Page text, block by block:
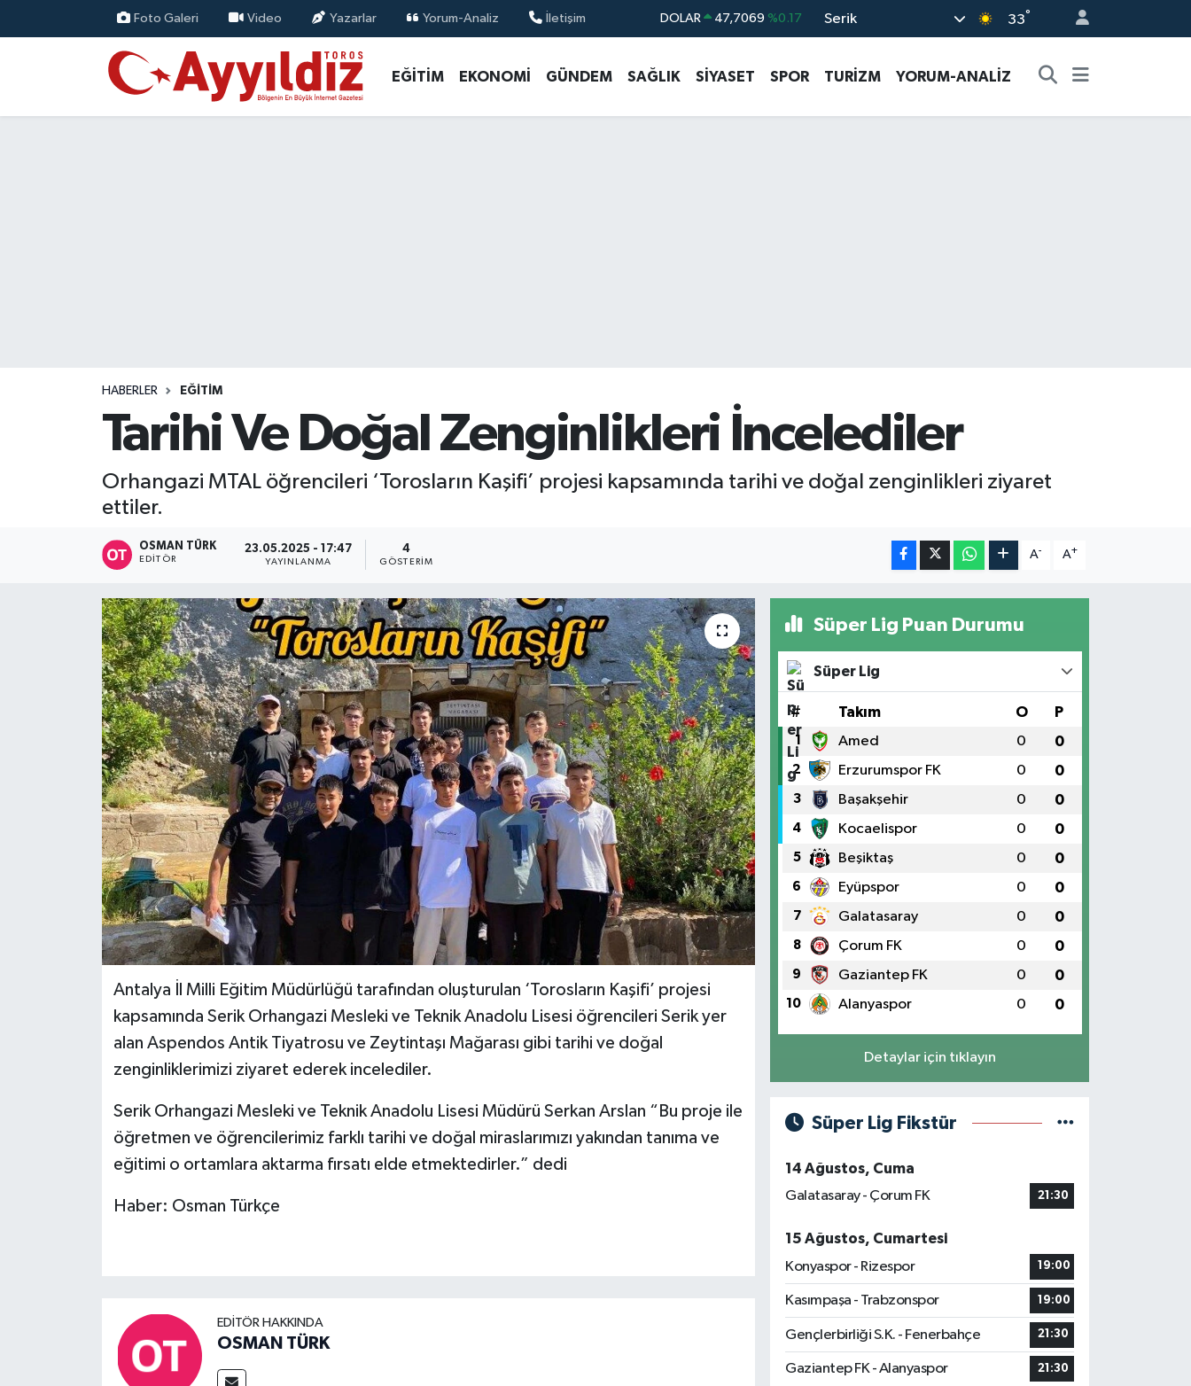
Foto Galeri Video Yazarlar Yorum-Analiz İletişim DOLAR 47,7069 %0.17
STERLİN 64,1897 %0.02
GRAM ALTIN 6574.81 %1.44
Serik 33°
EĞİTİM EKONOMİ GÜNDEM SAĞLIK SİYASET SPOR TURİZM YORUM-ANALİZ
HABERLER EĞİTİM
Tarihi Ve Doğal Zenginlikleri İncelediler
Orhangazi MTAL öğrencileri ‘Torosların Kaşifi’ projesi kapsamında tarihi ve doğal zenginlikleri ziyaret
ettiler.
OSMAN TÜRK
EDITÖR
23.05.2025 - 17:47
YAYINLANMA
4
GÖSTERIM
A- A+
Antalya İl Milli Eğitim Müdürlüğü tarafından oluşturulan ‘Torosların Kaşifi’ projesi
kapsamında Serik Orhangazi Mesleki ve Teknik Anadolu Lisesi öğrencileri Serik yer
alan Aspendos Antik Tiyatrosu ve Zeytintaşı Mağarası gibi tarihi ve doğal
zenginliklerimizi ziyaret ederek incelediler.
Serik Orhangazi Mesleki ve Teknik Anadolu Lisesi Müdürü Serkan Arslan “Bu proje ile
öğretmen ve öğrencilerimiz farklı tarihi ve doğal miraslarımızı yakından tanıma ve
eğitimi o ortamlara aktarma fırsatı elde etmektedirler.” dedi
Haber: Osman Türkçe
EDITÖR HAKKINDA
OSMAN TÜRK
Süper Lig Puan Durumu
Süper Lig
# Takım O P
1 Amed 0 0
2 Erzurumspor FK 0 0
3 Başakşehir 0 0
4 Kocaelispor 0 0
5 Beşiktaş 0 0
6 Eyüpspor 0 0
7 Galatasaray 0 0
8 Çorum FK 0 0
9 Gaziantep FK 0 0
10 Alanyaspor 0 0
Detaylar için tıklayın
Süper Lig Fikstür
14 Ağustos, Cuma
Galatasaray - Çorum FK
21:30
15 Ağustos, Cumartesi
Konyaspor - Rizespor
19:00
Kasımpaşa - Trabzonspor 19:00
Gençlerbirliği S.K. - Fenerbahçe 21:30
Gaziantep FK - Alanyaspor 21:30